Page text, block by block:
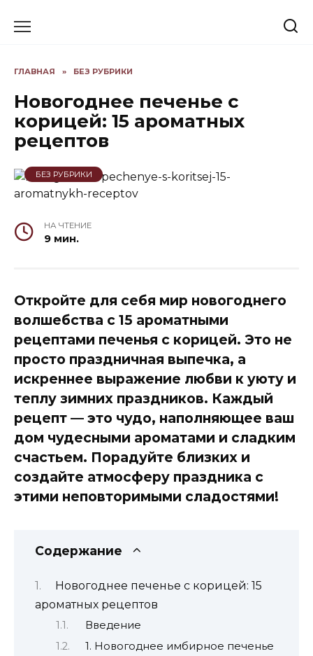
ГЛАВНАЯ » БЕЗ РУБРИКИ
Новогоднее печенье с
корицей: 15 ароматных
рецептов
БЕЗ РУБРИКИ
НА ЧТЕНИЕ
9 мин.
Откройте для себя мир новогоднего
волшебства с 15 ароматными
рецептами печенья с корицей. Это не
просто праздничная выпечка, а
искреннее выражение любви к уюту и
теплу зимних праздников. Каждый
рецепт — это чудо, наполняющее ваш
дом чудесными ароматами и сладким
счастьем. Порадуйте близких и
создайте атмосферу праздника с
этими неповторимыми сладостями!
Содержание
Новогоднее печенье с корицей: 15
ароматных рецептов
Введение
1. Новогоднее имбирное печенье